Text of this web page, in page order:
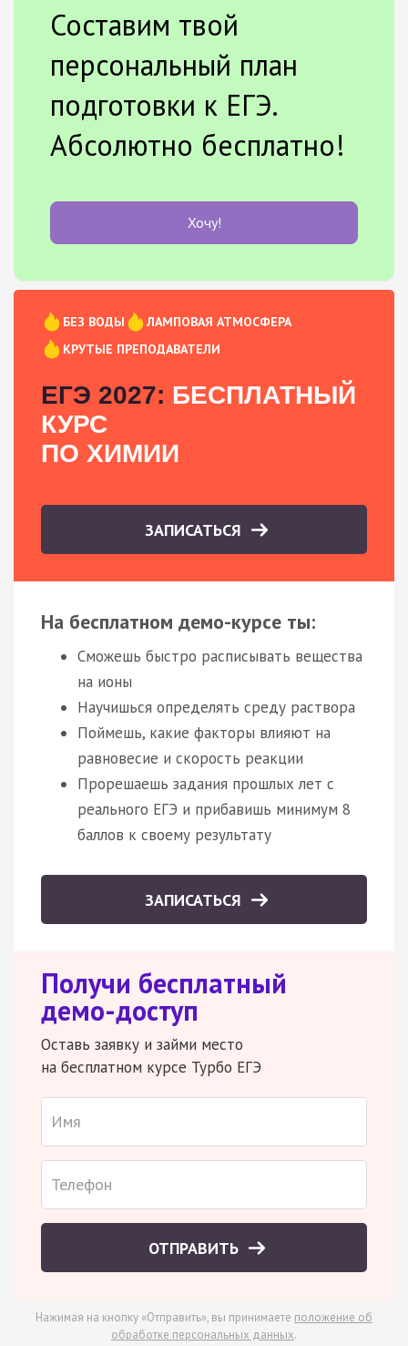
Составим твой
персональный план
подготовки к ЕГЭ.
Абсолютно бесплатно!
Хочу!
БЕЗ ВОДЫ
ЛАМПОВАЯ АТМОСФЕРА
КРУТЫЕ ПРЕПОДАВАТЕЛИ
ЕГЭ 2027: БЕСПЛАТНЫЙ
КУРС
ПО ХИМИИ
ЗАПИСАТЬСЯ
На бесплатном демо-курсе ты:
Сможешь быстро расписывать вещества
на ионы
Научишься определять среду раствора
Поймешь, какие факторы влияют на
равновесие и скорость реакции
Прорешаешь задания прошлых лет с
реального ЕГЭ и прибавишь минимум 8
баллов к своему результату
ЗАПИСАТЬСЯ
Получи бесплатный
демо-доступ
Оставь заявку и займи место
на бесплатном курсе Турбо ЕГЭ
ОТПРАВИТЬ
Нажимая на кнопку «Отправить», вы принимаете положение об
обработке персональных данных.